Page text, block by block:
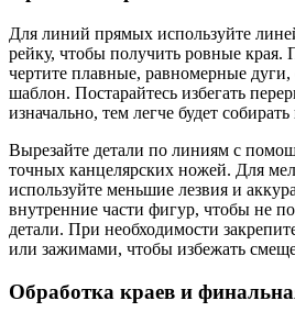
Для линий прямых используйте
рейку, чтобы получить ровные края.
чертите плавные, равномерные
шаблон. Постарайтесь избегать
изначально, тем легче будет
Вырезайте детали по линиям с
точных канцелярских ножей. Для
используйте меньшие лезвия и
внутренние части фигур, чтобы не
детали. При необходимости
или зажимами, чтобы избежать
Обработка краев и